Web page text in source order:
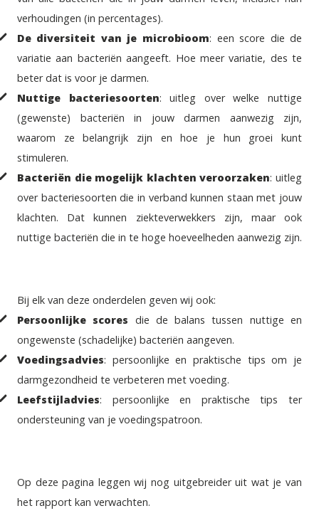
verhoudingen (in percentages).
De diversiteit van je microbioom: een score die de
variatie aan bacteriën aangeeft. Hoe meer variatie, des te
beter dat is voor je darmen.
Nuttige bacteriesoorten: uitleg over welke nuttige
(gewenste) bacteriën in jouw darmen aanwezig zijn,
waarom ze belangrijk zijn en hoe je hun groei kunt
stimuleren.
Bacteriën die mogelijk klachten veroorzaken: uitleg
over bacteriesoorten die in verband kunnen staan met jouw
klachten. Dat kunnen ziekteverwekkers zijn, maar ook
nuttige bacteriën die in te hoge hoeveelheden aanwezig zijn.
Bij elk van deze onderdelen geven wij ook:
Persoonlijke scores die de balans tussen nuttige en
ongewenste (schadelijke) bacteriën aangeven.
Voedingsadvies: persoonlijke en praktische tips om je
darmgezondheid te verbeteren met voeding.
Leefstijladvies: persoonlijke en praktische tips ter
ondersteuning van je voedingspatroon.
Op deze pagina leggen wij nog uitgebreider uit wat je van
het rapport kan verwachten.